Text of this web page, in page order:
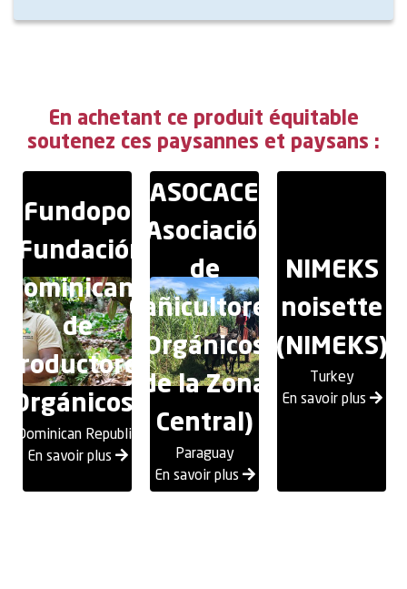
En achetant ce produit équitable
soutenez ces paysannes et paysans :
Fundopo
(Fundación
Dominicana
de
Productores
Orgánicos)
Dominican Republic
En savoir plus
ASOCACE
(Asociación
de
Cañicultores
Orgánicos
de la Zona
Central)
Paraguay
En savoir plus
NIMEKS
noisette
(NIMEKS)
Turkey
En savoir plus